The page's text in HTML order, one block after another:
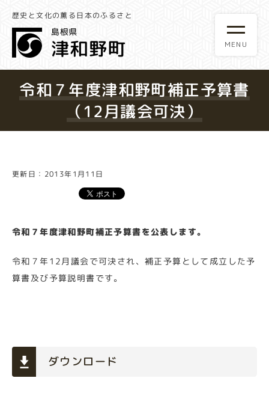
歴史と文化の薫る日本のふるさと
令和７年度津和野町補正予算書
（12月議会可決）
更新日：2013年1月11日
令和７年度津和野町補正予算書を公表します。
令和７年12月議会で可決され、補正予算として成立した予
算書及び予算説明書です。
ダウンロード